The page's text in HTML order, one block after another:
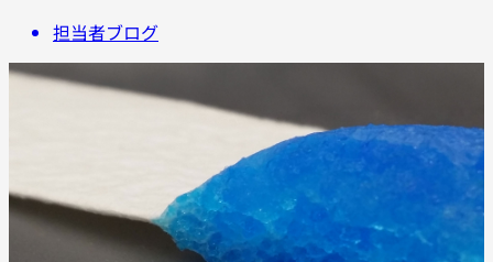
担当者ブログ